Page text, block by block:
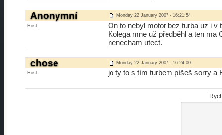
Anonymní Monday 22 January 2007 - 16:21:54
Host
On to nebyl motor bez turba uz i v
Kolega mne už předběhl a ten ma
nenecham utect.
chose Monday 22 January 2007 - 16:24:00
Host jo ty to s tím turbem píšeš sorry a